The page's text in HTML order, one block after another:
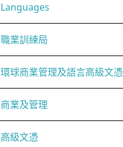
Languages
職業訓練局
環球商業管理及語言高級文憑
商業及管理
高級文憑